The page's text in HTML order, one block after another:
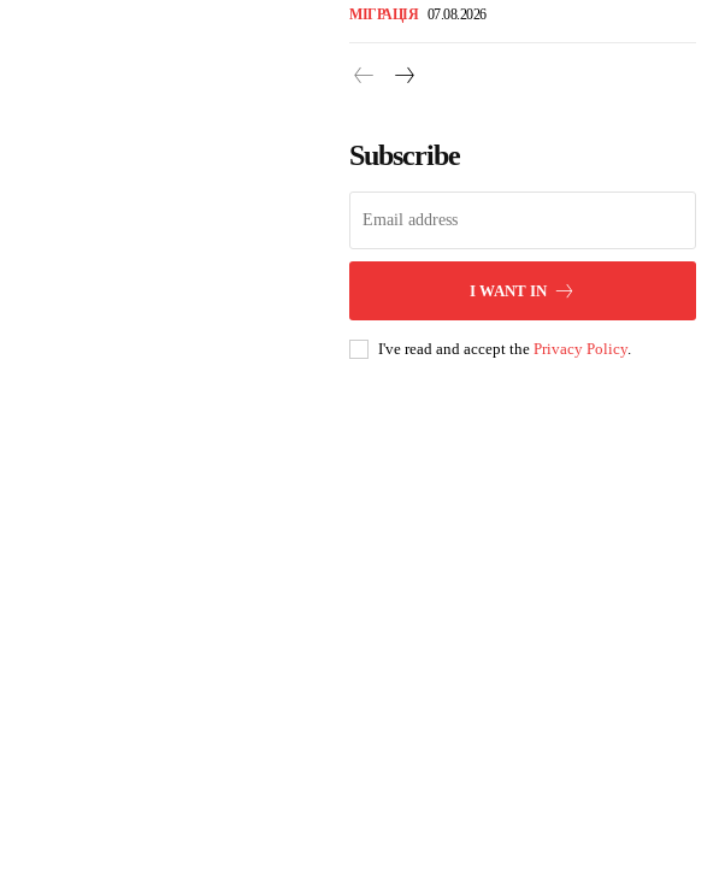
МІГРАЦІЯ 07.08.2026
Subscribe
I WANT IN
I've read and accept the Privacy Policy.